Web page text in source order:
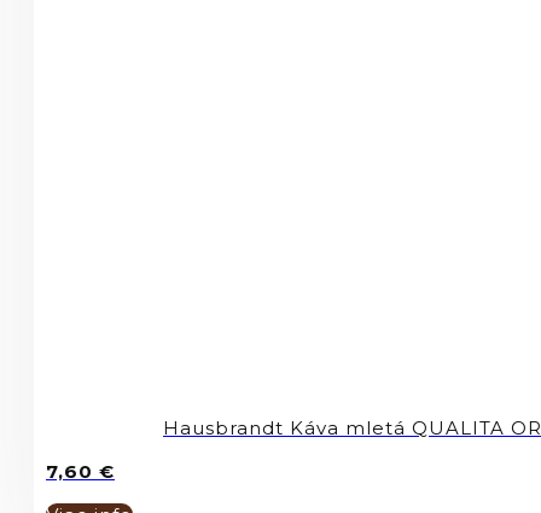
Hausbrandt Káva mletá QUALITA
7,60 €